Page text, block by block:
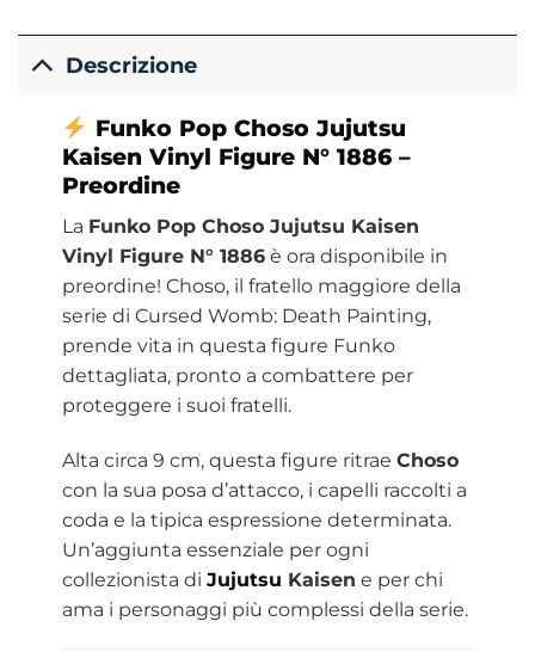
Descrizione
Funko Pop Choso Jujutsu
Kaisen Vinyl Figure N° 1886 –
Preordine
La Funko Pop Choso Jujutsu Kaisen
Vinyl Figure N° 1886è ora disponibile in
preordine! Choso, il fratello maggiore della
serie di Cursed Womb: Death Painting,
prende vita in questa figure Funko
dettagliata, pronto a combattere per
proteggere i suoi fratelli.
Alta circa 9 cm, questa figure ritrae Choso
con la sua posa d’attacco, i capelli raccolti a
coda e la tipica espressione determinata.
Un’aggiunta essenziale per ogni
collezionista di Jujutsu Kaisen e per chi
ama i personaggi più complessi della serie.